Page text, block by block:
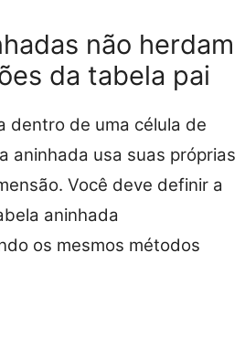
não herdam
da tabela pai
dentro de uma célula de
aninhada usa suas próprias
Você deve definir a
aninhada
os mesmos métodos